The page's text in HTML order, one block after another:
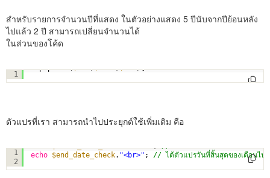
สำหรับรายการจำนวนปีที่แสดง ในตัวอย่างแสดง 5 ปีนับจากปีย้อนหลัง
ไปแล้ว 2 ปี สามารถเปลี่ยนจำนวนได้
ในส่วนของโค้ด
1
ตัวแปรที่เรา สามารถนำไปประยุกต์ใช้เพิ่มเติม คือ
1
2
echo $end_date_check. "<br>" ; // ได้ตัวแปรวันที่สิ้นสุดของเดือนไป